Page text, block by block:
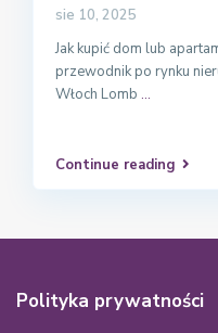
sie 10, 2025
Jak kupić dom lub
przewodnik po rynku
Włoch Lomb ...
Continue reading
Polityka prywatności